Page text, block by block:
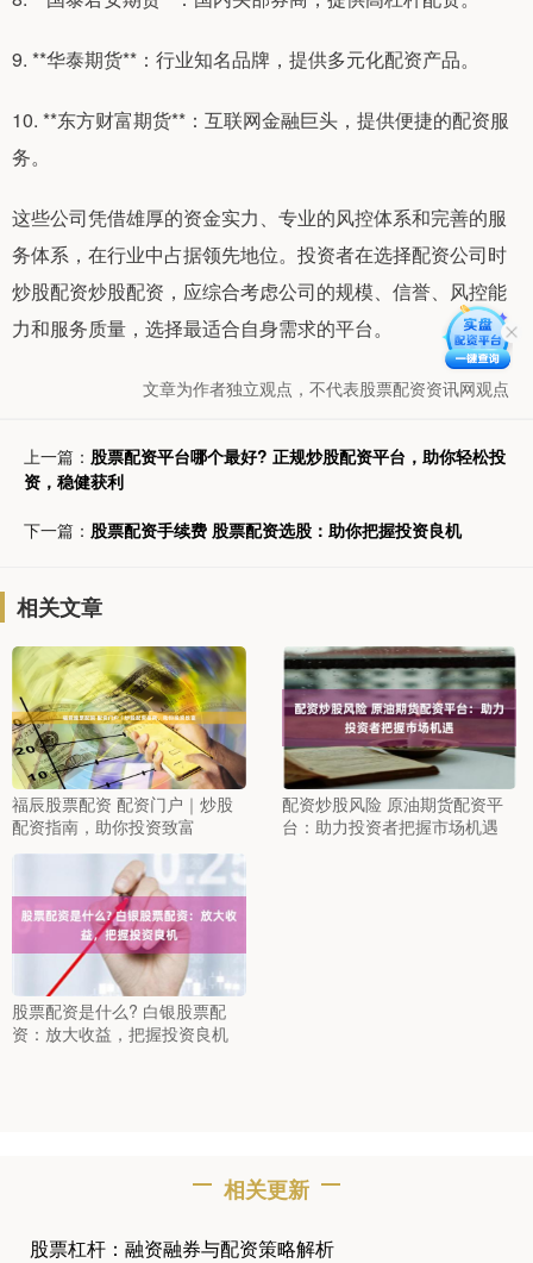
9. **华泰期货**：行业知名品牌，提供多元化配资产品。
10. **东方财富期货**：互联网金融巨头，提供便捷的配资服
务。
这些公司凭借雄厚的资金实力、专业的风控体系和完善的服
务体系，在行业中占据领先地位。投资者在选择配资公司时
炒股配资炒股配资，应综合考虑公司的规模、信誉、风控能
力和服务质量，选择最适合自身需求的平台。
文章为作者独立观点，不代表股票配资资讯网观点
上一篇： 股票配资平台哪个最好? 正规炒股配资平台，助你轻松投
资，稳健获利
下一篇： 股票配资手续费 股票配资选股：助你把握投资良机
相关文章
福辰股票配资 配资门户｜炒股
配资指南，助你投资致富
配资炒股风险 原油期货配资平
台：助力投资者把握市场机遇
股票配资是什么? 白银股票配
资：放大收益，把握投资良机
相关更新
股票杠杆：融资融券与配资策略解析